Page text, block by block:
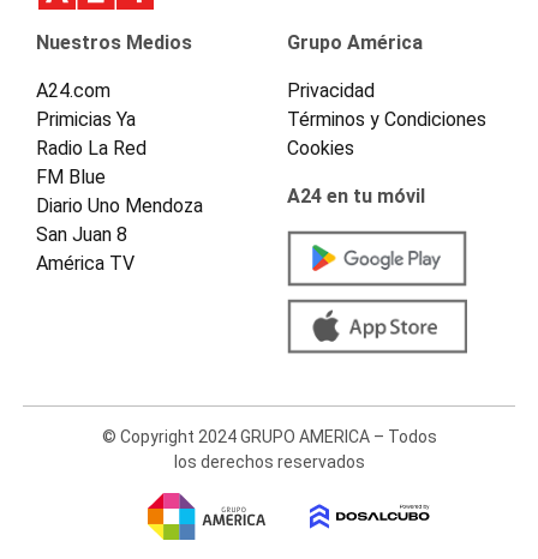
Nuestros Medios
A24.com
Primicias Ya
Radio La Red
FM Blue
Diario Uno Mendoza
San Juan 8
América TV
Grupo América
Privacidad
Términos y Condiciones
Cookies
A24 en tu móvil
© Copyright 2024 GRUPO AMERICA – Todos
los derechos reservados